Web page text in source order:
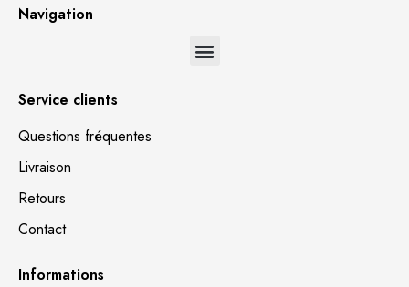
Navigation
Service clients
Questions fréquentes
Livraison
Retours
Contact
Informations